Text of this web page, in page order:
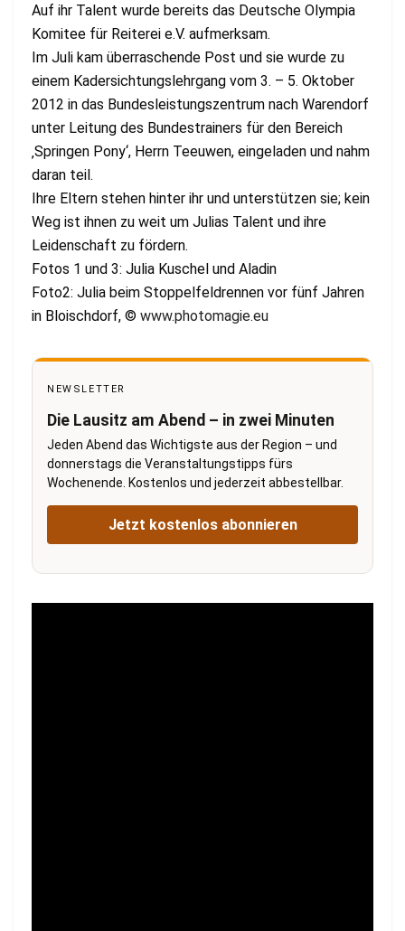
Auf ihr Talent wurde bereits das Deutsche Olympia
Komitee für Reiterei e.V. aufmerksam.
Im Juli kam überraschende Post und sie wurde zu
einem Kadersichtungslehrgang vom 3. – 5. Oktober
2012 in das Bundesleistungszentrum nach Warendorf
unter Leitung des Bundestrainers für den Bereich
‚Springen Pony‘, Herrn Teeuwen, eingeladen und nahm
daran teil.
Ihre Eltern stehen hinter ihr und unterstützen sie; kein
Weg ist ihnen zu weit um Julias Talent und ihre
Leidenschaft zu fördern.
Fotos 1 und 3: Julia Kuschel und Aladin
Foto2: Julia beim Stoppelfeldrennen vor fünf Jahren
in Bloischdorf, © www.photomagie.eu
NEWSLETTER
Die Lausitz am Abend – in zwei Minuten
Jeden Abend das Wichtigste aus der Region – und
donnerstags die Veranstaltungstipps fürs
Wochenende. Kostenlos und jederzeit abbestellbar.
Jetzt kostenlos abonnieren